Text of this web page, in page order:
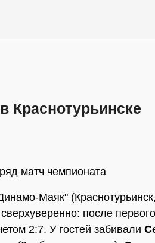
Краснотурьинске
матч чемпионата
Маяк" (Краснотурьинск,
после
2:7. У гостей забивали